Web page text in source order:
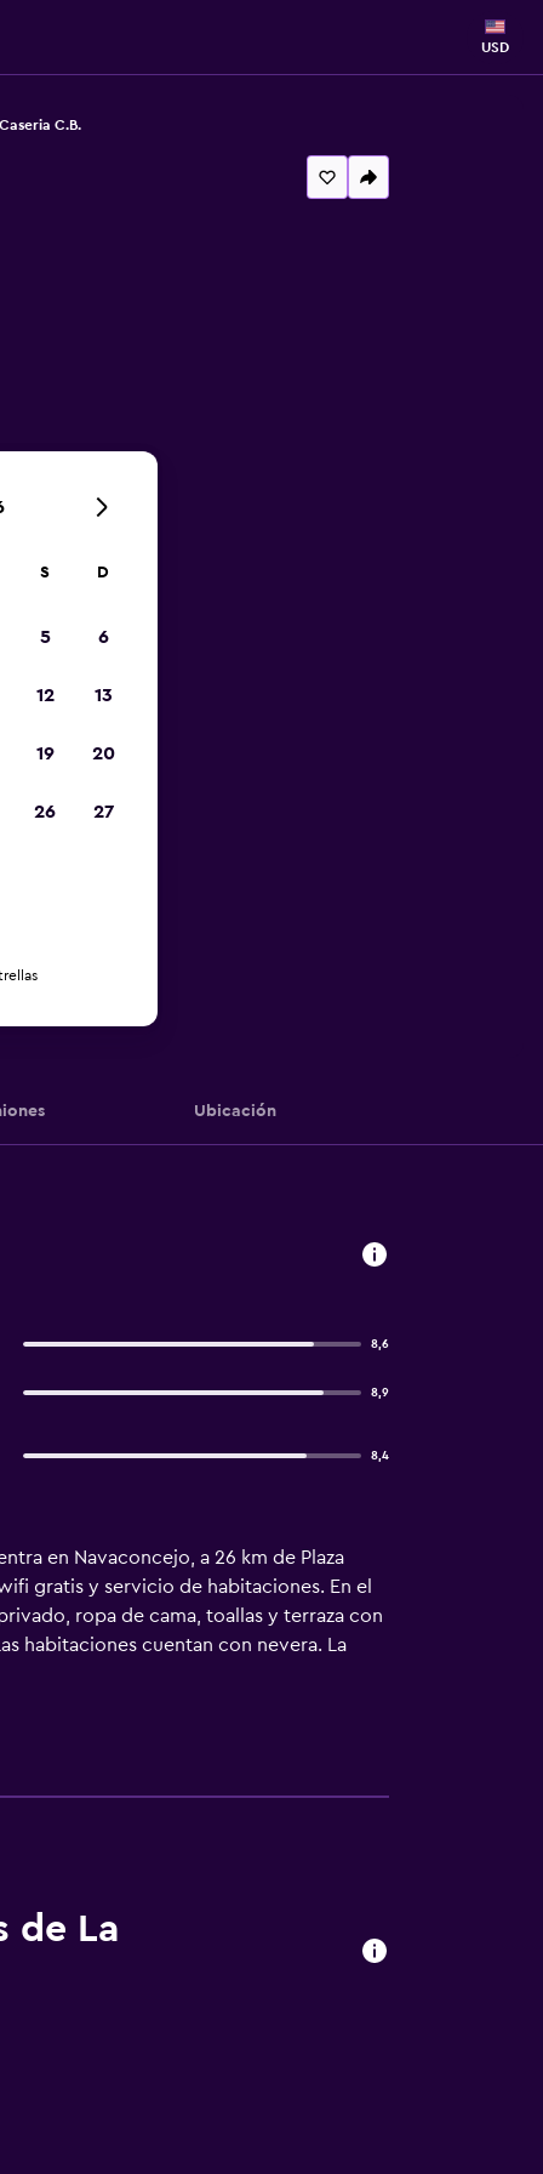
USD
C.B.
Ubicación
8,6
8,9
8,4
en Navaconcejo, a 26 km de Plaza
gratis y servicio de habitaciones. En el
ropa de cama, toallas y terraza con
habitaciones cuentan con nevera. La
Garganta de los Infiernos está a 19
a 162 km.
de La
S D
5 6
12 13
19 20
26 27